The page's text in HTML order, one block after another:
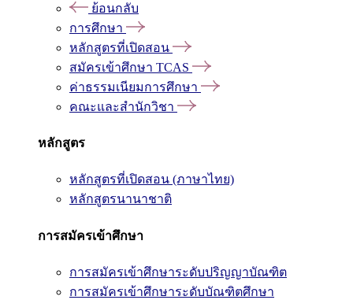
ย้อนกลับ
การศึกษา
หลักสูตรที่เปิดสอน
สมัครเข้าศึกษา TCAS
ค่าธรรมเนียมการศึกษา
คณะและสำนักวิชา
หลักสูตร
หลักสูตรที่เปิดสอน (ภาษาไทย)
หลักสูตรนานาชาติ
การสมัครเข้าศึกษา
การสมัครเข้าศึกษาระดับปริญญาบัณฑิต
การสมัครเข้าศึกษาระดับบัณฑิตศึกษา